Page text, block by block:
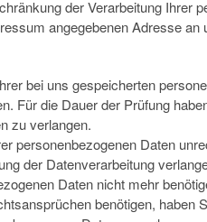
der Verarbeitung Ihrer
angegebenen Adresse
bei uns gespeicherten
Für die Dauer der Prüfung
zu verlangen.
personenbezogenen Daten
der Datenverarbeitung
Daten nicht mehr
benötigen,